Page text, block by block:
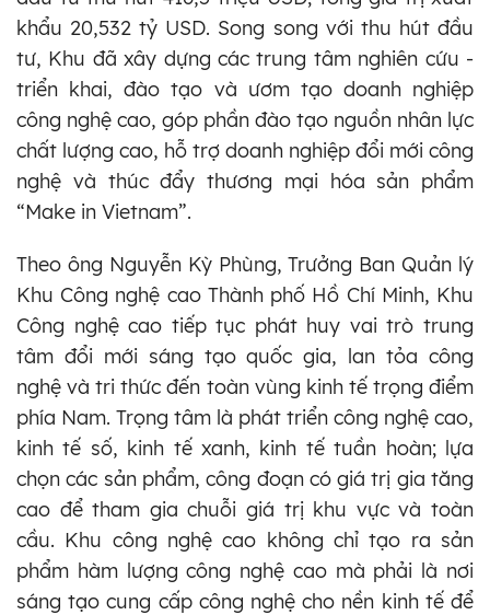
khẩu 20,532 tỷ USD. Song song với thu hút đầu
tư, Khu đã xây dựng các trung tâm nghiên cứu -
triển khai, đào tạo và ươm tạo doanh nghiệp
công nghệ cao, góp phần đào tạo nguồn nhân lực
chất lượng cao, hỗ trợ doanh nghiệp đổi mới công
nghệ và thúc đẩy thương mại hóa sản phẩm
“Make in Vietnam”.
Theo ông Nguyễn Kỳ Phùng, Trưởng Ban Quản lý
Khu Công nghệ cao Thành phố Hồ Chí Minh, Khu
Công nghệ cao tiếp tục phát huy vai trò trung
tâm đổi mới sáng tạo quốc gia, lan tỏa công
nghệ và tri thức đến toàn vùng kinh tế trọng điểm
phía Nam. Trọng tâm là phát triển công nghệ cao,
kinh tế số, kinh tế xanh, kinh tế tuần hoàn; lựa
chọn các sản phẩm, công đoạn có giá trị gia tăng
cao để tham gia chuỗi giá trị khu vực và toàn
cầu. Khu công nghệ cao không chỉ tạo ra sản
phẩm hàm lượng công nghệ cao mà phải là nơi
sáng tạo cung cấp công nghệ cho nền kinh tế để